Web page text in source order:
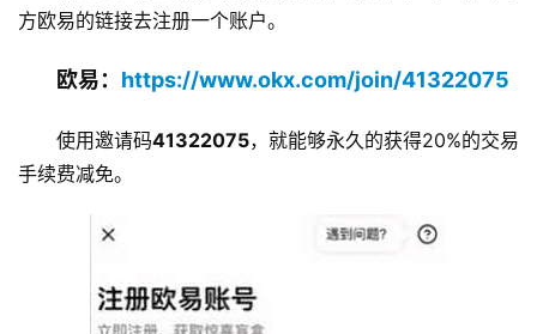
方欧易的链接去注册一个账户。
欧易： https://www.okx.com/join/41322075
使用邀请码41322075，就能够永久的获得20%的交易
手续费减免。